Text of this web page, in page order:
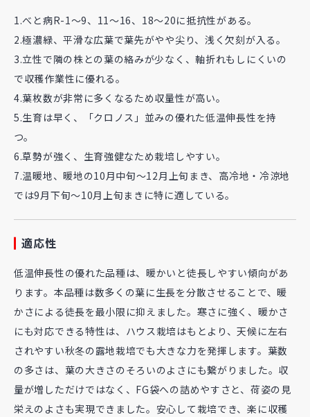
1.べと病R-1～9、11～16、18～20に抵抗性がある。
2.極濃緑、平滑な広葉で葉先がやや尖り、浅く欠刻が入る。
3.立性で隣の株との葉の絡みが少なく、軸折れもしにくいの
で収穫作業性に優れる。
4.葉枚数が非常に多くなるため収量性が高い。
5.生育は早く、「クロノス」並みの優れた低温伸長性を持
つ。
6.草勢が強く、生育強健なため栽培しやすい。
7.温暖地、暖地の10月中旬～12月上旬まき、高冷地・冷涼地
では9月下旬～10月上旬まきに特に適している。
適応性
低温伸長性の優れた品種は、暖かいと徒長しやすい傾向があ
ります。本品種は数多くの葉に生長を分散させることで、暖
かさによる徒長を最小限に抑えました。寒さに強く、暖かさ
にも対応できる特性は、ハウス栽培はもとより、天候に左右
されやすい秋冬の露地栽培でも大きな力を発揮します。葉数
の多さは、葉の大きさのそろいのよさにも繋がりました。収
量が増しただけではなく、FG袋への詰めやすさと、荷姿の見
栄えのよさも実現できました。安心して栽培でき、楽に収穫